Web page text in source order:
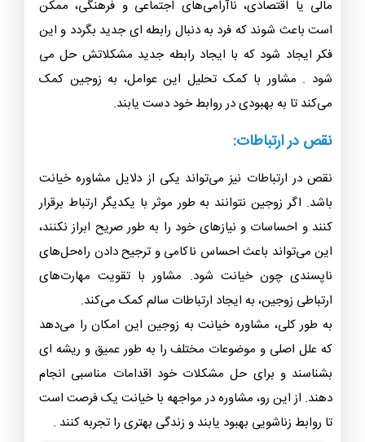
مالی یا اقتصادی، ناآرامی‌های اجتماعی و فرهنگی، ممکن
است باعث شوند که فرد به دنبال رابطه ای جدید بگردد و این
فکر ایجاد شود که با ایجاد رابطه جدید مشکلاتش حل می
شود . مشاور با کمک تحلیل این عوامل، به زوجین کمک
می‌کند تا به بهبودی در روابط خود دست یابند.
نقص در ارتباطات:
نقص در ارتباطات نیز می‌تواند یکی از دلایل مشاوره خیانت
باشد. اگر زوجین نتوانند به طور موثر با یکدیگر ارتباط برقرار
کنند و احساسات و نیازهای خود را به طور صریح ابراز نکنند،
این می‌تواند باعث احساس ناکامی و ترجیح دادن راه‌حل‌های
ناپسندی چون خیانت شود. مشاور با تقویت مهارت‌های
ارتباطی زوجین، به ایجاد ارتباطات سالم کمک می‌کند.
به طور کلی، مشاوره خیانت به زوجین این امکان را می‌دهد
که علل اصلی و موضوعات مختلف را به طور عمیق و ریشه ای
بشناسند و برای حل مشکلات خود اقدامات مناسبی انجام
دهند. از این رو، مشاوره در مواجهه با خیانت یک فرصت است
تا روابط زناشویی بهبود یابند و زندگی بهتری را تجربه کنند .